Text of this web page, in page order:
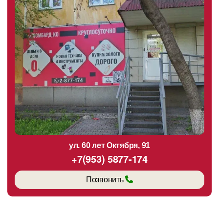
ул. 60 лет Октября, 91
+7(953) 5877-174
Позвонить